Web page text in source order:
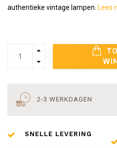
authentieke vintage lampen. Lees
2-3 WERKDAGEN
SNELLE LEVERING